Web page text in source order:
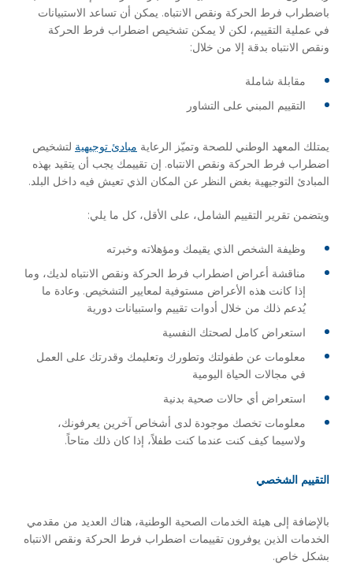
باضطراب فرط الحركة ونقص الانتباه. يمكن أن تساعد الاستبيانات
في عملية التقييم، لكن لا يمكن تشخيص اضطراب فرط الحركة
ونقص الانتباه بدقة إلا من خلال:
مقابلة شاملة
التقييم المبني على التشاور
يمتلك المعهد الوطني للصحة وتميّز الرعاية مبادئ توجيهية لتشخيص
اضطراب فرط الحركة ونقص الانتباه. إن تقييمك يجب أن يتقيد بهذه
المبادئ التوجيهية بغض النظر عن المكان الذي تعيش فيه داخل البلد.
ويتضمن تقرير التقييم الشامل، على الأقل، كل ما يلي:
وظيفة الشخص الذي يقيمك ومؤهلاته وخبرته
مناقشة أعراض اضطراب فرط الحركة ونقص الانتباه لديك، وما
إذا كانت هذه الأعراض مستوفية لمعايير التشخيص. وعادة ما
يُدعم ذلك من خلال أدوات تقييم واستبيانات دورية
استعراض كامل لصحتك النفسية
معلومات عن طفولتك وتطورك وتعليمك وقدرتك على العمل
في مجالات الحياة اليومية
استعراض أي حالات صحية بدنية
معلومات تخصك موجودة لدى أشخاص آخرين يعرفونك،
ولاسيما كيف كنت عندما كنت طفلاً، إذا كان ذلك متاحاً.
التقييم الشخصي
بالإضافة إلى هيئة الخدمات الصحية الوطنية، هناك العديد من مقدمي
الخدمات الذين يوفرون تقييمات اضطراب فرط الحركة ونقص الانتباه
بشكل خاص.